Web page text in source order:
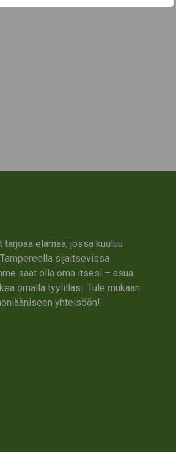
elämää, jossa kuuluu
sijaitsevissa
saat olla oma itsesi – asua
omalla tyylilläsi. Tule mukaan
yhteisöön!